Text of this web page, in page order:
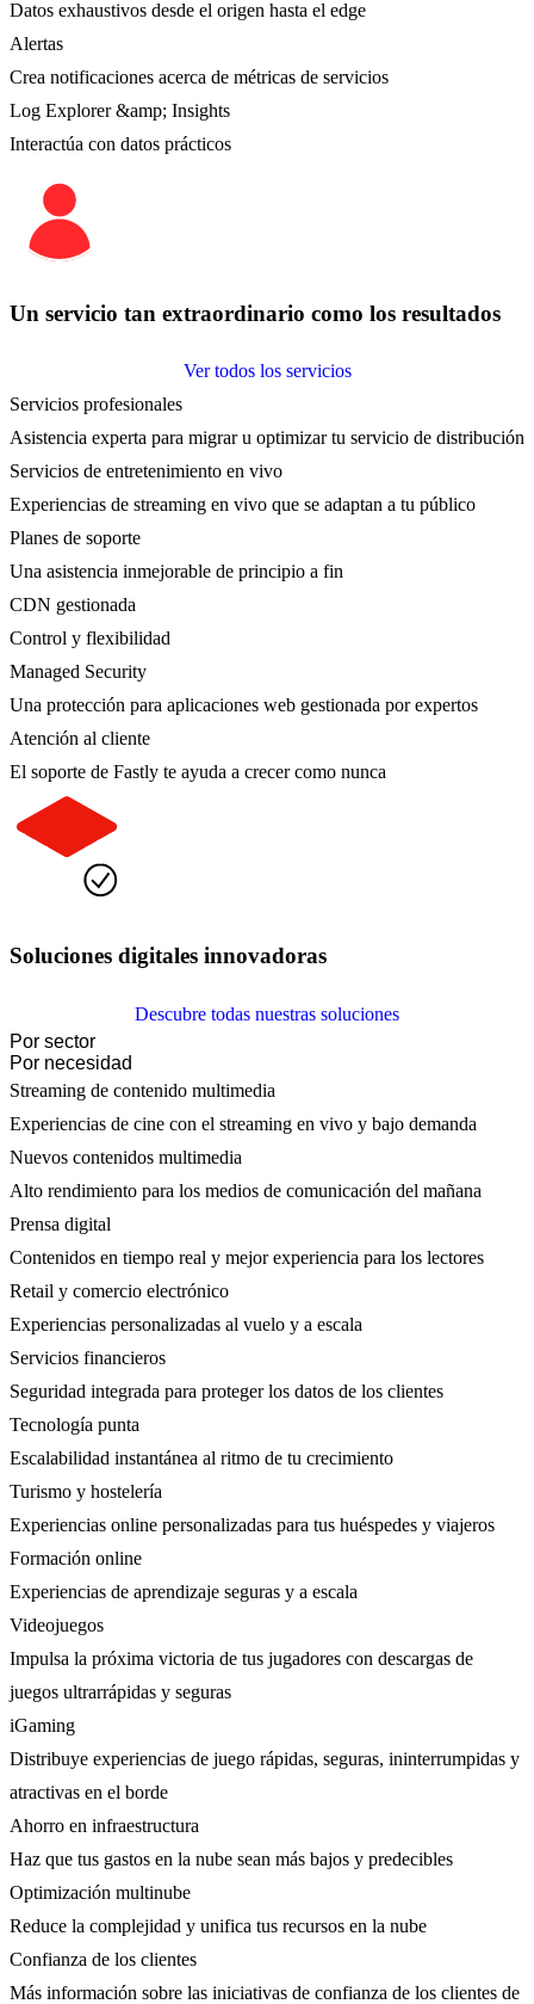
Datos exhaustivos desde el origen hasta el edge
Alertas
Crea notificaciones acerca de métricas de servicios
Log Explorer &amp; Insights
Interactúa con datos prácticos
Un servicio tan extraordinario como los resultados
Ver todos los servicios
Servicios profesionales
Asistencia experta para migrar u optimizar tu servicio de distribución
Servicios de entretenimiento en vivo
Experiencias de streaming en vivo que se adaptan a tu público
Planes de soporte
Una asistencia inmejorable de principio a fin
CDN gestionada
Control y flexibilidad
Managed Security
Una protección para aplicaciones web gestionada por expertos
Atención al cliente
El soporte de Fastly te ayuda a crecer como nunca
Soluciones digitales innovadoras
Descubre todas nuestras soluciones
Por sector
Por necesidad
Streaming de contenido multimedia
Experiencias de cine con el streaming en vivo y bajo demanda
Nuevos contenidos multimedia
Alto rendimiento para los medios de comunicación del mañana
Prensa digital
Contenidos en tiempo real y mejor experiencia para los lectores
Retail y comercio electrónico
Experiencias personalizadas al vuelo y a escala
Servicios financieros
Seguridad integrada para proteger los datos de los clientes
Tecnología punta
Escalabilidad instantánea al ritmo de tu crecimiento
Turismo y hostelería
Experiencias online personalizadas para tus huéspedes y viajeros
Formación online
Experiencias de aprendizaje seguras y a escala
Videojuegos
Impulsa la próxima victoria de tus jugadores con descargas de
juegos ultrarrápidas y seguras
iGaming
Distribuye experiencias de juego rápidas, seguras, ininterrumpidas y
atractivas en el borde
Ahorro en infraestructura
Haz que tus gastos en la nube sean más bajos y predecibles
Optimización multinube
Reduce la complejidad y unifica tus recursos en la nube
Confianza de los clientes
Más información sobre las iniciativas de confianza de los clientes de